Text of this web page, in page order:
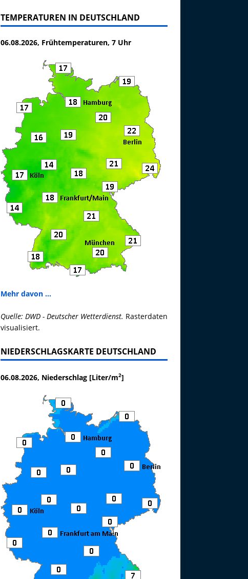
TEMPERATUREN IN DEUTSCHLAND
06.08.2026, Frühtemperaturen, 7 Uhr
Mehr davon ...
Quelle: DWD - Deutscher Wetterdienst. Rasterdaten
visualisiert.
NIEDERSCHLAGSKARTE DEUTSCHLAND
06.08.2026, Niederschlag [Liter/m2]